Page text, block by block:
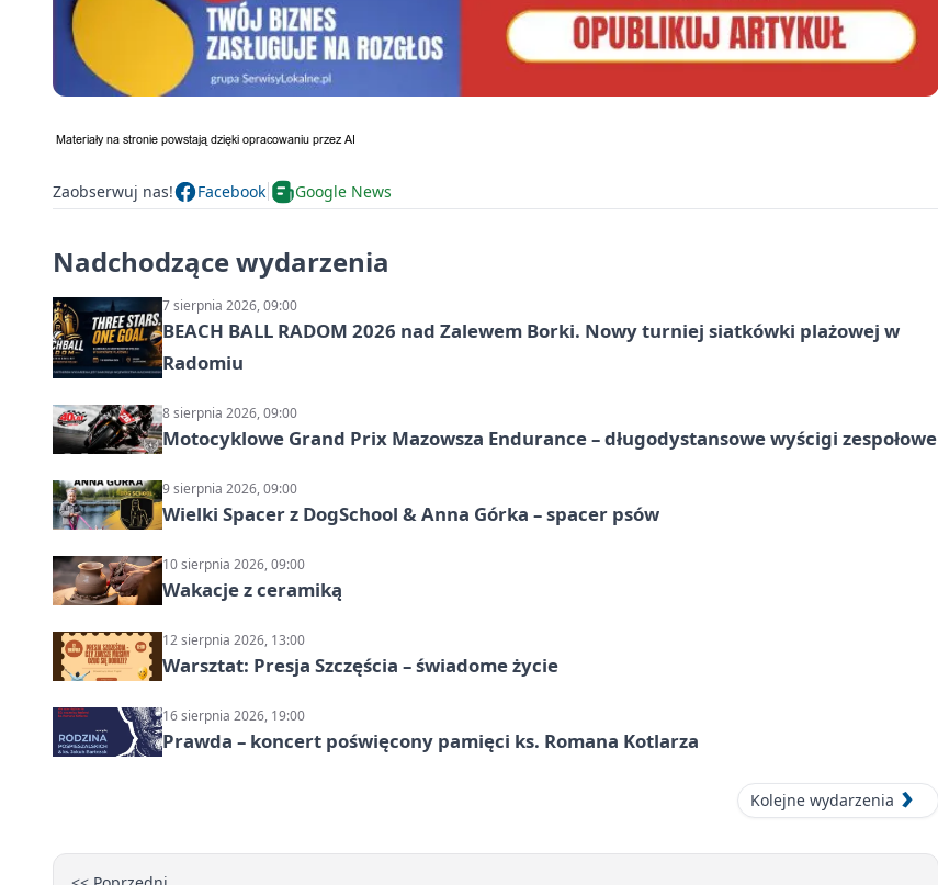
Zaobserwuj nas! Facebook Google News
Nadchodzące wydarzenia
7 sierpnia 2026, 09:00
BEACH BALL RADOM 2026 nad Zalewem Borki. Nowy turniej siatkówki plażowej w
Radomiu
8 sierpnia 2026, 09:00
Motocyklowe Grand Prix Mazowsza Endurance – długodystansowe wyścigi zespołowe
9 sierpnia 2026, 09:00
Wielki Spacer z DogSchool & Anna Górka – spacer psów
10 sierpnia 2026, 09:00
Wakacje z ceramiką
12 sierpnia 2026, 13:00
Warsztat: Presja Szczęścia – świadome życie
16 sierpnia 2026, 19:00
Prawda – koncert poświęcony pamięci ks. Romana Kotlarza
Kolejne wydarzenia